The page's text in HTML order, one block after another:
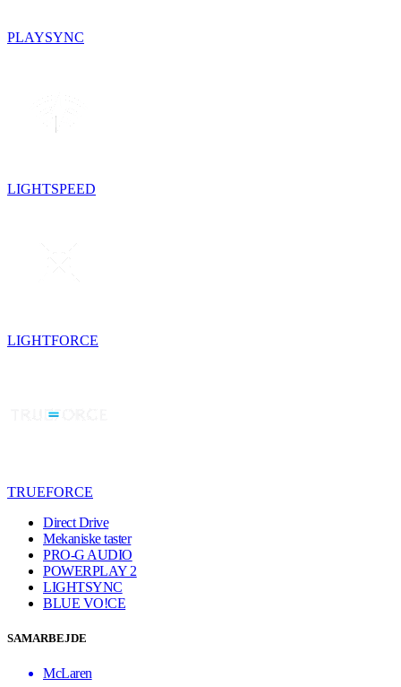
PLAYSYNC
LIGHTSPEED
LIGHTFORCE
TRUEFORCE
Direct Drive
Mekaniske taster
PRO-G AUDIO
POWERPLAY 2
LIGHTSYNC
BLUE VO!CE
SAMARBEJDE
McLaren